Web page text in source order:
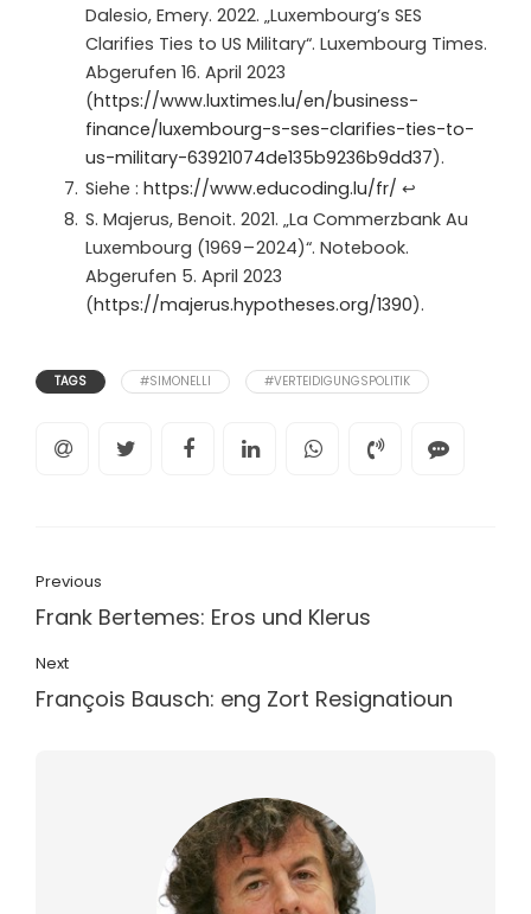
Dalesio, Emery. 2022. „Luxembourg’s SES
Clarifies Ties to US Military“. Luxembourg Times.
Abgerufen 16. April 2023
(https://www.luxtimes.lu/en/business-
finance/luxembourg-s-ses-clarifies-ties-to-
us-military-63921074de135b9236b9dd37).
Siehe : https://www.educoding.lu/fr/ ↩︎
S. Majerus, Benoit. 2021. „La Commerzbank Au
Luxembourg (1969 – 2024)“. Notebook.
Abgerufen 5. April 2023
(https://majerus.hypotheses.org/1390).
TAGS #SIMONELLI #VERTEIDIGUNGSPOLITIK
Previous
Frank Bertemes: Eros und Klerus
Next
François Bausch: eng Zort Resignatioun